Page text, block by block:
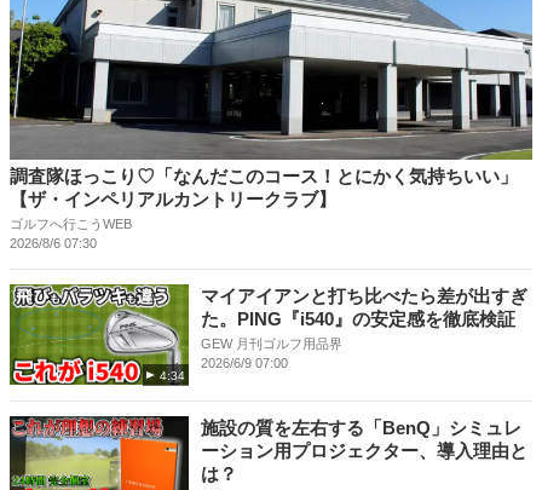
調査隊ほっこり♡「なんだこのコース！とにかく気持ちいい」
【ザ・インペリアルカントリークラブ】
ゴルフへ行こうWEB
2026/8/6 07:30
4:34
マイアイアンと打ち比べたら差が出すぎ
た。PING『i540』の安定感を徹底検証
GEW 月刊ゴルフ用品界
2026/6/9 07:00
施設の質を左右する「BenQ」シミュレ
ーション用プロジェクター、導入理由と
は？